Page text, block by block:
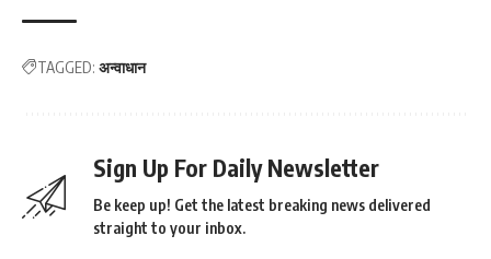
TAGGED: अन्वाधान
Sign Up For Daily Newsletter
Be keep up! Get the latest breaking news delivered
straight to your inbox.